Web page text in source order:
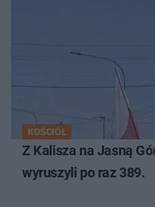
KOŚCIÓŁ
Z Kalisza na Jasną
wyruszyli po raz 389.